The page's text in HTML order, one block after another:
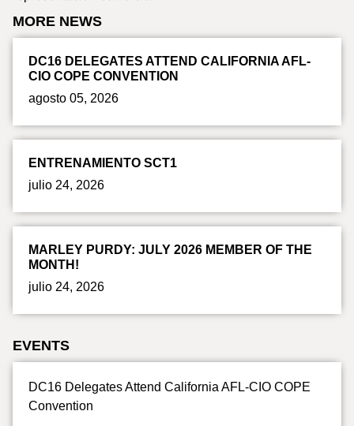
MORE NEWS
DC16 DELEGATES ATTEND CALIFORNIA AFL-
CIO COPE CONVENTION
agosto 05, 2026
ENTRENAMIENTO SCT1
julio 24, 2026
MARLEY PURDY: JULY 2026 MEMBER OF THE
MONTH!
julio 24, 2026
EVENTS
DC16 Delegates Attend California AFL-CIO COPE
Convention